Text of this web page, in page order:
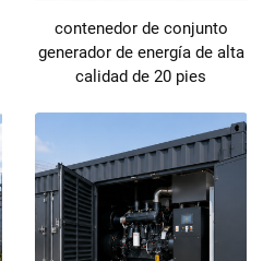
contenedor de conjunto
generador de energía de alta
calidad de 20 pies